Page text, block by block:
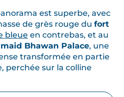
est superbe, avec
de grès rouge du fort
bleue en contrebas, et au
Bhawan Palace, une
transformée en partie
perchée sur la colline